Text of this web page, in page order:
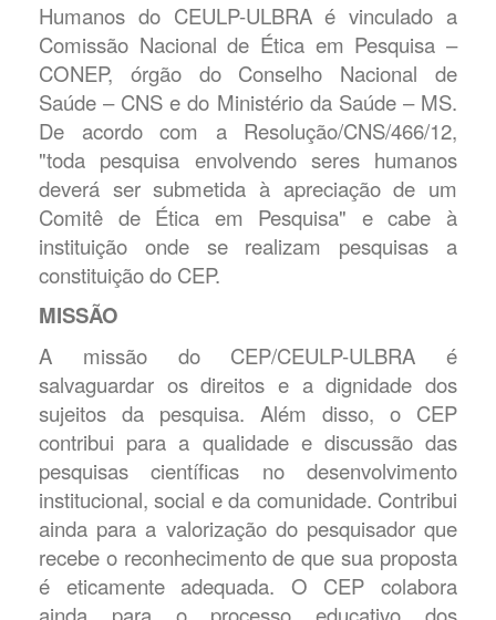
Humanos do CEULP-ULBRA é vinculado a
Comissão Nacional de Ética em Pesquisa –
CONEP, órgão do Conselho Nacional de
Saúde – CNS e do Ministério da Saúde – MS.
De acordo com a Resolução/CNS/466/12,
"toda pesquisa envolvendo seres humanos
deverá ser submetida à apreciação de um
Comitê de Ética em Pesquisa" e cabe à
instituição onde se realizam pesquisas a
constituição do CEP.
MISSÃO
A missão do CEP/CEULP-ULBRA é
salvaguardar os direitos e a dignidade dos
sujeitos da pesquisa. Além disso, o CEP
contribui para a qualidade e discussão das
pesquisas científicas no desenvolvimento
institucional, social e da comunidade. Contribui
ainda para a valorização do pesquisador que
recebe o reconhecimento de que sua proposta
é eticamente adequada. O CEP colabora